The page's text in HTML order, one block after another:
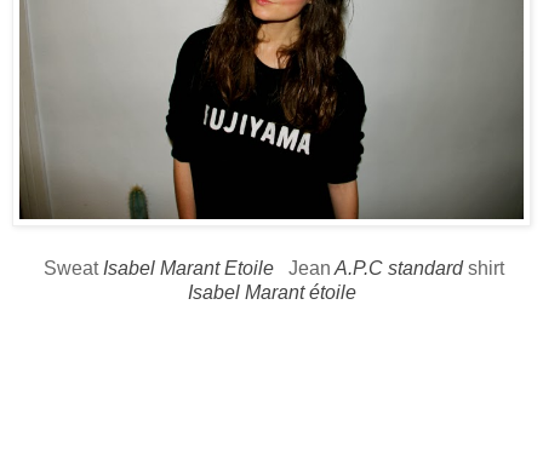
Sweat Isabel Marant Etoile Jean A.P.C standard shirt
Isabel Marant étoile